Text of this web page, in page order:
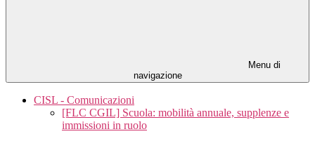
Menu di
navigazione
CISL - Comunicazioni
[FLC CGIL] Scuola: mobilità annuale, supplenze e
immissioni in ruolo